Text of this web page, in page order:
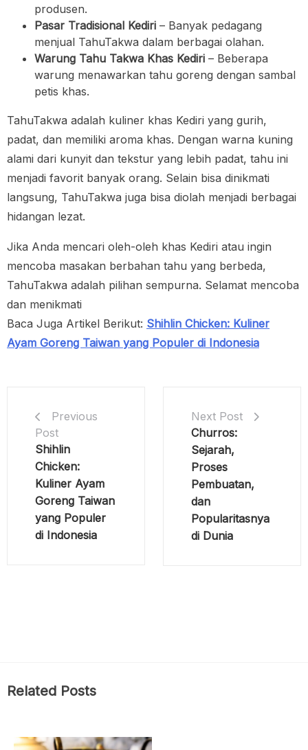
produsen.
Pasar Tradisional Kediri – Banyak pedagang
menjual TahuTakwa dalam berbagai olahan.
Warung Tahu Takwa Khas Kediri – Beberapa
warung menawarkan tahu goreng dengan sambal
petis khas.
TahuTakwa adalah kuliner khas Kediri yang gurih,
padat, dan memiliki aroma khas. Dengan warna kuning
alami dari kunyit dan tekstur yang lebih padat, tahu ini
menjadi favorit banyak orang. Selain bisa dinikmati
langsung, TahuTakwa juga bisa diolah menjadi berbagai
hidangan lezat.
Jika Anda mencari oleh-oleh khas Kediri atau ingin
mencoba masakan berbahan tahu yang berbeda,
TahuTakwa adalah pilihan sempurna. Selamat mencoba
dan menikmati
Baca Juga Artikel Berikut: Shihlin Chicken: Kuliner
Ayam Goreng Taiwan yang Populer di Indonesia
Previous
Post
Shihlin
Chicken:
Kuliner Ayam
Goreng Taiwan
yang Populer
di Indonesia
Next Post
Churros:
Sejarah,
Proses
Pembuatan,
dan
Popularitasnya
di Dunia
Related Posts